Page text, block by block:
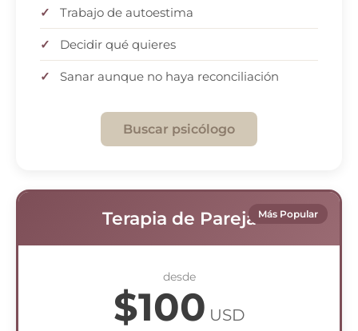
Trabajo de autoestima
Decidir qué quieres
Sanar aunque no haya reconciliación
Buscar psicólogo
Más Popular
Terapia de Pareja
desde
$100 USD